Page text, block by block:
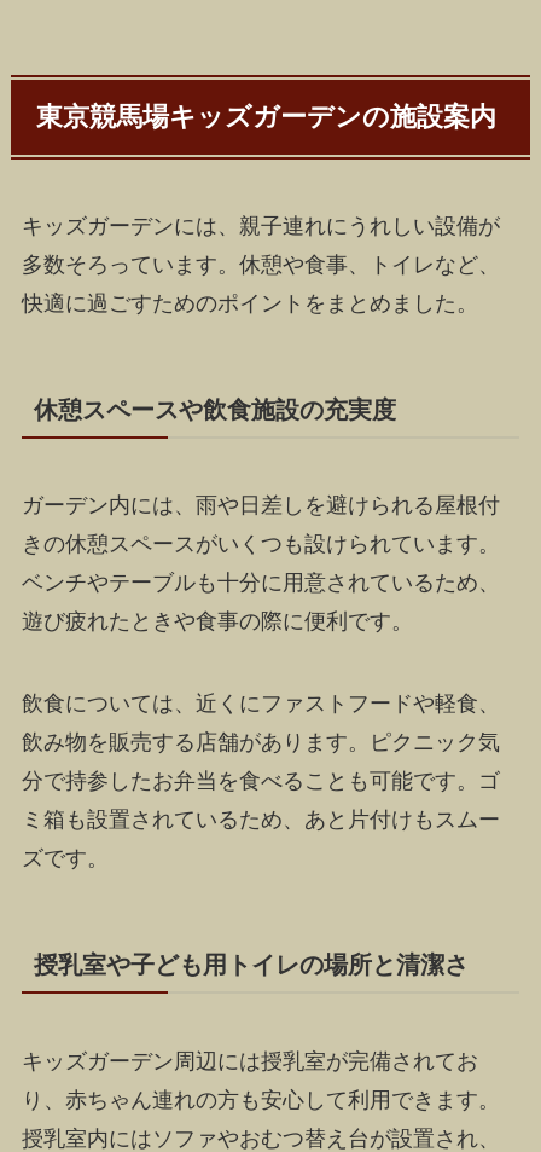
東京競馬場キッズガーデンの施設案内
キッズガーデンには、親子連れにうれしい設備が
多数そろっています。休憩や食事、トイレなど、
快適に過ごすためのポイントをまとめました。
休憩スペースや飲食施設の充実度
ガーデン内には、雨や日差しを避けられる屋根付
きの休憩スペースがいくつも設けられています。
ベンチやテーブルも十分に用意されているため、
遊び疲れたときや食事の際に便利です。
飲食については、近くにファストフードや軽食、
飲み物を販売する店舗があります。ピクニック気
分で持参したお弁当を食べることも可能です。ゴ
ミ箱も設置されているため、あと片付けもスムー
ズです。
授乳室や子ども用トイレの場所と清潔さ
キッズガーデン周辺には授乳室が完備されてお
り、赤ちゃん連れの方も安心して利用できます。
授乳室内にはソファやおむつ替え台が設置され、